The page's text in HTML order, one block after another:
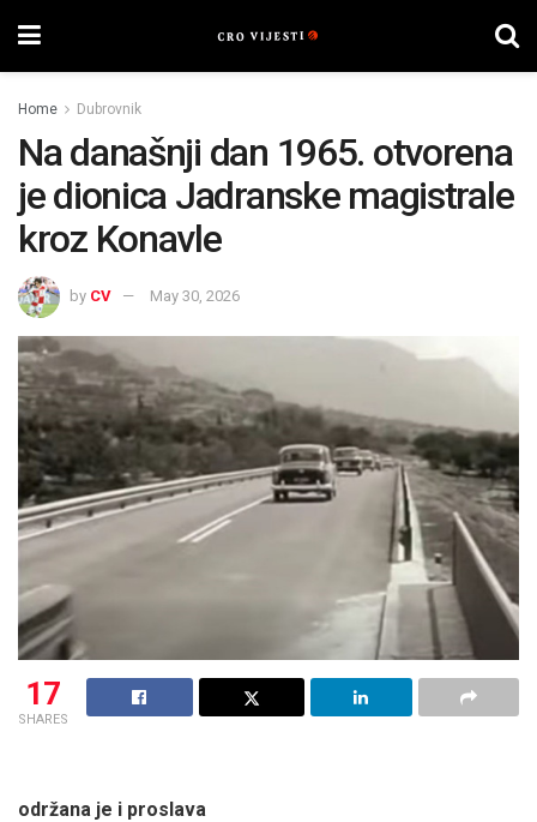
Home Dubrovnik
Na današnji dan 1965. otvorena
je dionica Jadranske magistrale
kroz Konavle
by CV May 30, 2026
17
SHARES
održana je i proslava